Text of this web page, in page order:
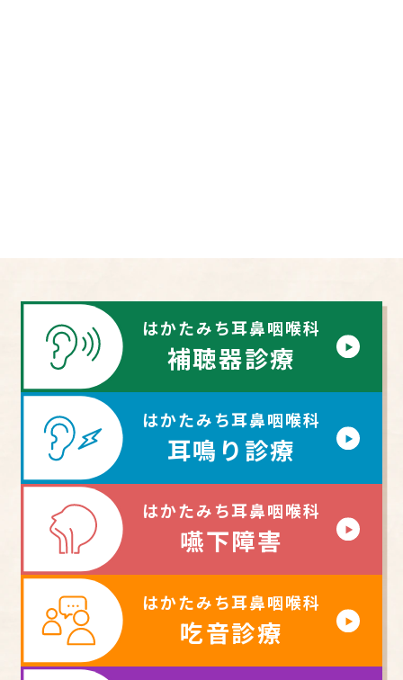
はかたみち耳鼻咽喉科
補聴器診療
はかたみち耳鼻咽喉科
耳鳴り診療
はかたみち耳鼻咽喉科
嚥下障害
はかたみち耳鼻咽喉科
吃音診療